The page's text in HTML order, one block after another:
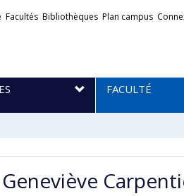
Facultés Bibliothèques Plan campus
FACULTÉ